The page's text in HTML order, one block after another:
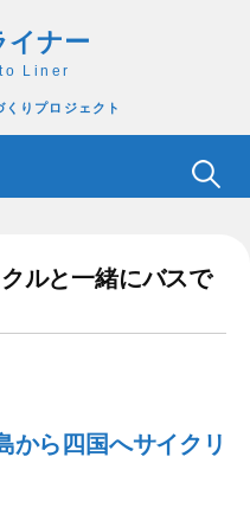
イナー
Liner
りプロジェクト
検
ルと一緒にバスで
から四国へサイクリ